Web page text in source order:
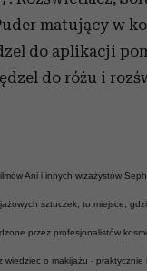
matujący w
do aplikacji
do różu i
Ani i innych wizażystów
sztuczek, to miejsce,
przez profesjonalistów
wiedziec o makijażu -